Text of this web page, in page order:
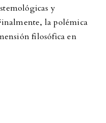
y
la polémica
filosófica en